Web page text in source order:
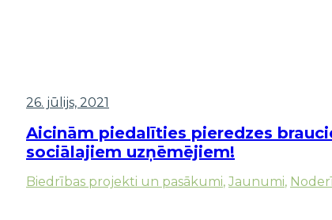
26. jūlijs, 2021
Aicinām piedalīties pieredzes
sociālajiem uzņēmējiem!
Biedrības projekti un pasākumi, Jaunumi,